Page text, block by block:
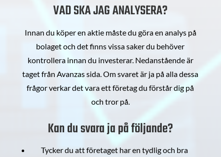
VAD SKA JAG ANALYSERA?
Innan du köper en aktie måste du göra en analys på
bolaget och det finns vissa saker du behöver
kontrollera innan du investerar. Nedanstående är
taget från Avanzas sida. Om svaret är ja på alla dessa
frågor verkar det vara ett företag du förstår dig på
och tror på.
Kan du svara ja på följande?
Tycker du att företaget har en tydlig och bra